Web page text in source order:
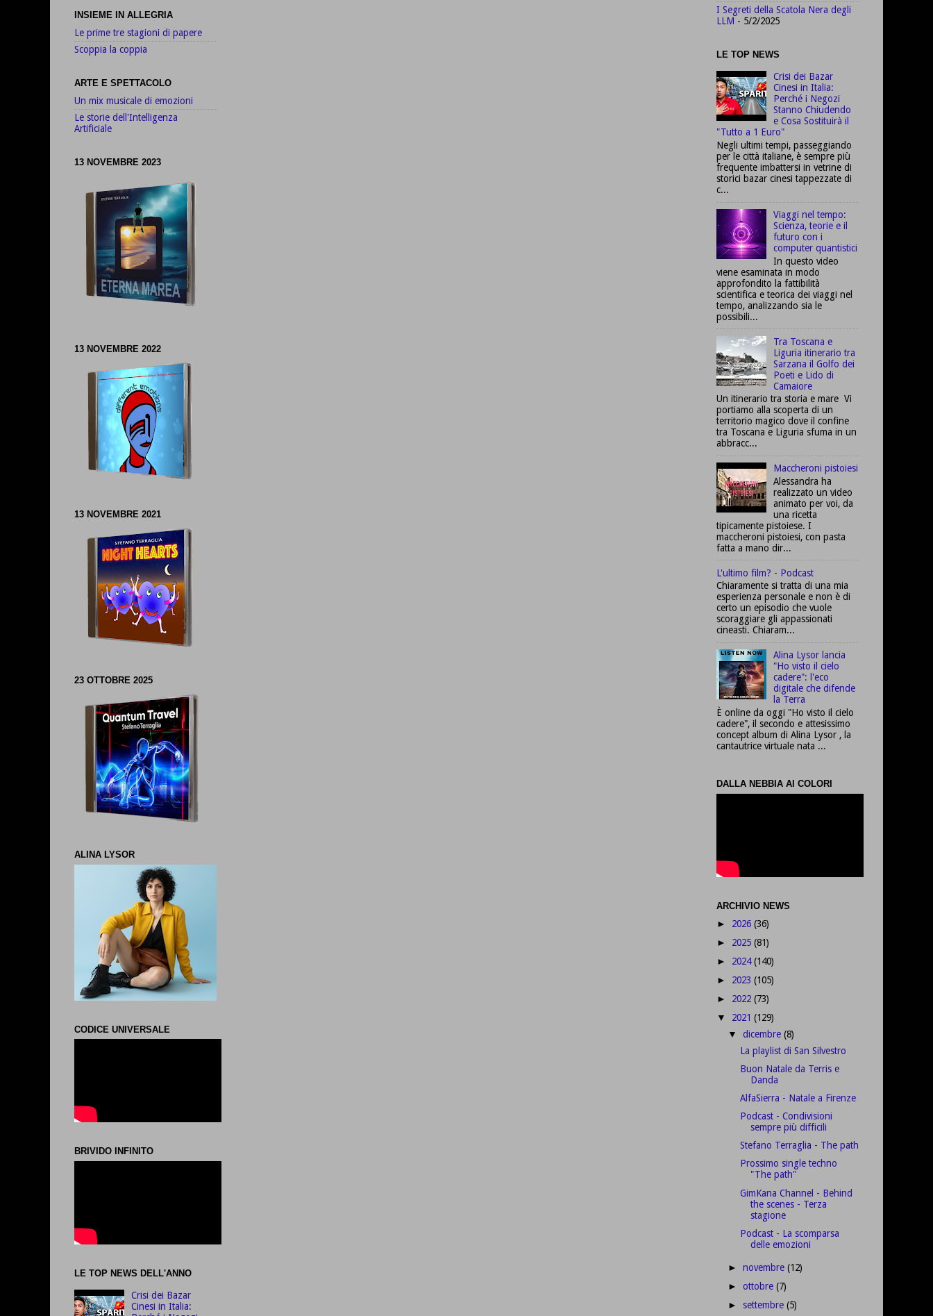
INSIEME IN ALLEGRIA
Le prime tre stagioni di papere
Scoppia la coppia
ARTE E SPETTACOLO
Un mix musicale di emozioni
Le storie dell'Intelligenza
Artificiale
13 NOVEMBRE 2023
13 NOVEMBRE 2022
13 NOVEMBRE 2021
23 OTTOBRE 2025
ALINA LYSOR
CODICE UNIVERSALE
BRIVIDO INFINITO
LE TOP NEWS DELL'ANNO
Crisi dei Bazar
Cinesi in Italia:
I Segreti della Scatola Nera degli
LLM - 5/2/2025
LE TOP NEWS
Crisi dei Bazar
Cinesi in Italia:
Perché i Negozi
Stanno Chiudendo
e Cosa Sostituirà il
"Tutto a 1 Euro"
Negli ultimi tempi, passeggiando
per le città italiane, è sempre più
frequente imbattersi in vetrine di
storici bazar cinesi tappezzate di
c...
Viaggi nel tempo:
Scienza, teorie e il
futuro con i
computer quantistici
In questo video
viene esaminata in modo
approfondito la fattibilità
scientifica e teorica dei viaggi nel
tempo, analizzando sia le
possibili...
Tra Toscana e
Liguria itinerario tra
Sarzana il Golfo dei
Poeti e Lido di
Camaiore
Un itinerario tra storia e mare Vi
portiamo alla scoperta di un
territorio magico dove il confine
tra Toscana e Liguria sfuma in un
abbracc...
Maccheroni pistoiesi
Alessandra ha
realizzato un video
animato per voi, da
una ricetta
tipicamente pistoiese. I
maccheroni pistoiesi, con pasta
fatta a mano dir...
L'ultimo film? - Podcast
Chiaramente si tratta di una mia
esperienza personale e non è di
certo un episodio che vuole
scoraggiare gli appassionati
cineasti. Chiaram...
Alina Lysor lancia
"Ho visto il cielo
cadere": l'eco
digitale che difende
la Terra
È online da oggi "Ho visto il cielo
cadere", il secondo e attesissimo
concept album di Alina Lysor , la
cantautrice virtuale nata ...
DALLA NEBBIA AI COLORI
ARCHIVIO NEWS
► 2026 (36)
► 2025 (81)
► 2024(140)
► 2023 (105)
► 2022 (73)
▼ 2021 (129)
▼dicembre(8)
La playlist di San Silvestro
Buon Natale da Terris e
Danda
AlfaSierra - Natale a Firenze
Podcast - Condivisioni
sempre più difficili
Stefano Terraglia - The path
Prossimo single techno
"The path"
GimKana Channel - Behind
the scenes - Terza
stagione
Podcast - La scomparsa
delle emozioni
►novembre(12)
►ottobre(7)
► settembre(5)